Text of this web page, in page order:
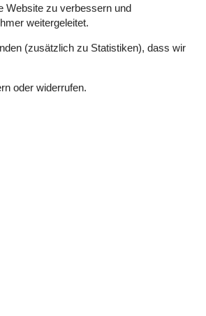
Amtoft Strand
Unterkunft genau das Richtige für Sie!
Sie die Seele baumeln lassen, sich die
Website zu verbessern und
weitergeleitet.
(zusätzlich zu Statistiken), dass wir
oder widerrufen.